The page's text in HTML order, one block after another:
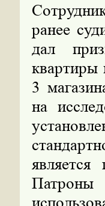
ранее
дал
квартиры
3
на